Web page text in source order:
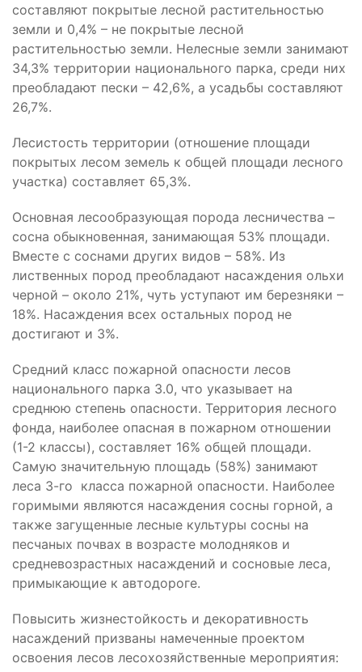
составляют покрытые лесной растительностью
земли и 0,4% – не покрытые лесной
растительностью земли. Нелесные земли занимают
34,3% территории национального парка, среди них
преобладают пески – 42,6%, а усадьбы составляют
26,7%.
Лесистость территории (отношение площади
покрытых лесом земель к общей площади лесного
участка) составляет 65,3%.
Основная лесообразующая порода лесничества –
сосна обыкновенная, занимающая 53% площади.
Вместе с соснами других видов – 58%. Из
лиственных пород преобладают насаждения ольхи
черной – около 21%, чуть уступают им березняки –
18%. Насаждения всех остальных пород не
достигают и 3%.
Средний класс пожарной опасности лесов
национального парка 3.0, что указывает на
среднюю степень опасности. Территория лесного
фонда, наиболее опасная в пожарном отношении
(1-2 классы), составляет 16% общей площади.
Самую значительную площадь (58%) занимают
леса 3-го класса пожарной опасности. Наиболее
горимыми являются насаждения сосны горной, а
также загущенные лесные культуры сосны на
песчаных почвах в возрасте молодняков и
средневозрастных насаждений и сосновые леса,
примыкающие к автодороге.
Повысить жизнестойкость и декоративность
насаждений призваны намеченные проектом
освоения лесов лесохозяйственные мероприятия: